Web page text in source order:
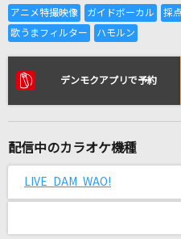
リアルタイムで歌
HOWEVER
B'z
青空のナミダ
デンモクアプリで予約
配信中のカラオケ機種
LIVE DAM WAO!